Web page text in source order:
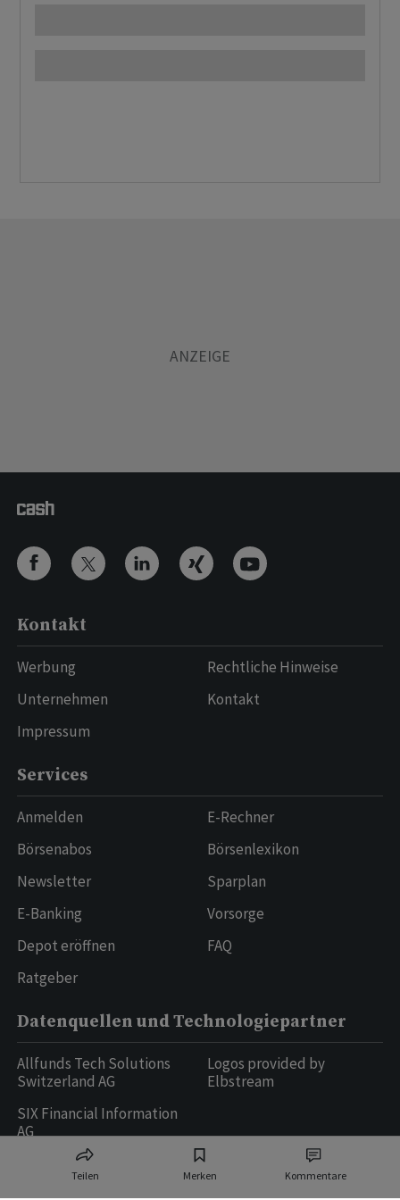
Teilen Merken Kommentare
Kontakt
Werbung
Unternehmen
Impressum
Rechtliche Hinweise
Kontakt
Services
Anmelden
Börsenabos
Newsletter
E-Banking
Depot eröffnen
Ratgeber
E-Rechner
Börsenlexikon
Sparplan
Vorsorge
FAQ
Datenquellen und Technologiepartner
Allfunds Tech Solutions
Switzerland AG
SIX Financial Information
AG
Logos provided by
Elbstream